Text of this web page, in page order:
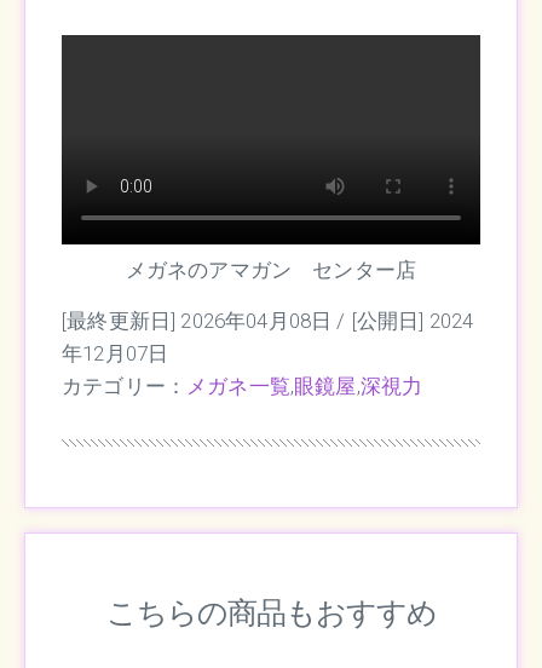
メガネのアマガン センター店
[最終更新日] 2026年04月08日 / [公開日] 2024
年12月07日
カテゴリー： メガネ一覧,眼鏡屋,深視力
こちらの商品もおすすめ